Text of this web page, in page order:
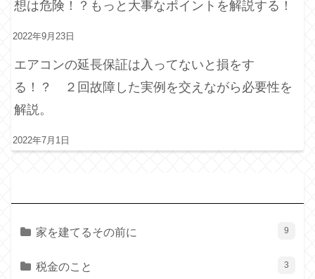
想は危険！？もっと大事なポイントを解説する！
2022年9月23日
エアコンの延長保証は入ってないと損をす
る！？ ２回故障した実例を交えながら必要性を
解説。
2022年7月1日
家を建てるその前に 9
税金のこと 3